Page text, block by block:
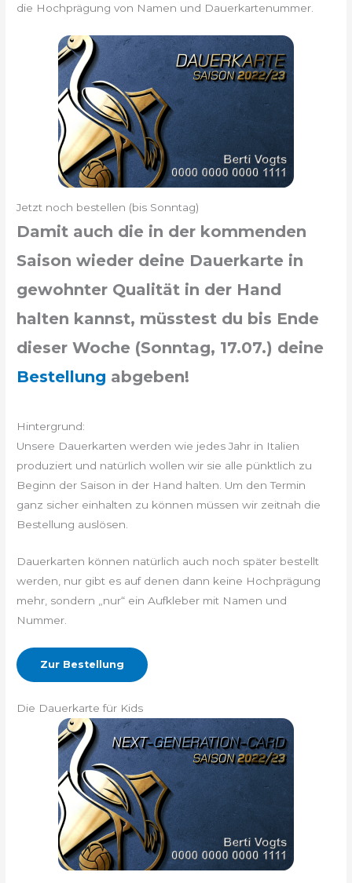
die Hochprägung von Namen und Dauerkartenummer.
Jetzt noch bestellen (bis Sonntag)
Damit auch die in der kommenden
Saison wieder deine Dauerkarte in
gewohnter Qualität in der Hand
halten kannst, müsstest du bis Ende
dieser Woche (Sonntag, 17.07.) deine
Bestellung abgeben!
Hintergrund:
Unsere Dauerkarten werden wie jedes Jahr in Italien
produziert und natürlich wollen wir sie alle pünktlich zu
Beginn der Saison in der Hand halten. Um den Termin
ganz sicher einhalten zu können müssen wir zeitnah die
Bestellung auslösen.
Dauerkarten können natürlich auch noch später bestellt
werden, nur gibt es auf denen dann keine Hochprägung
mehr, sondern „nur“ ein Aufkleber mit Namen und
Nummer.
Zur Bestellung
Die Dauerkarte für Kids